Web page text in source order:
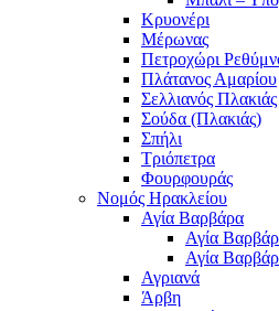
Κρυονέρι
Μέρωνας
Πετροχώρι
Πλάτανος Αμαρίου
Σελλιανός
Σούδα (Πλακιάς)
Σπήλι
Τριόπετρα
Φουρφουράς
Νομός Ηρακλείου
Αγία Βαρβάρα
Αγία
Αγία
Αγριανά
Άρβη